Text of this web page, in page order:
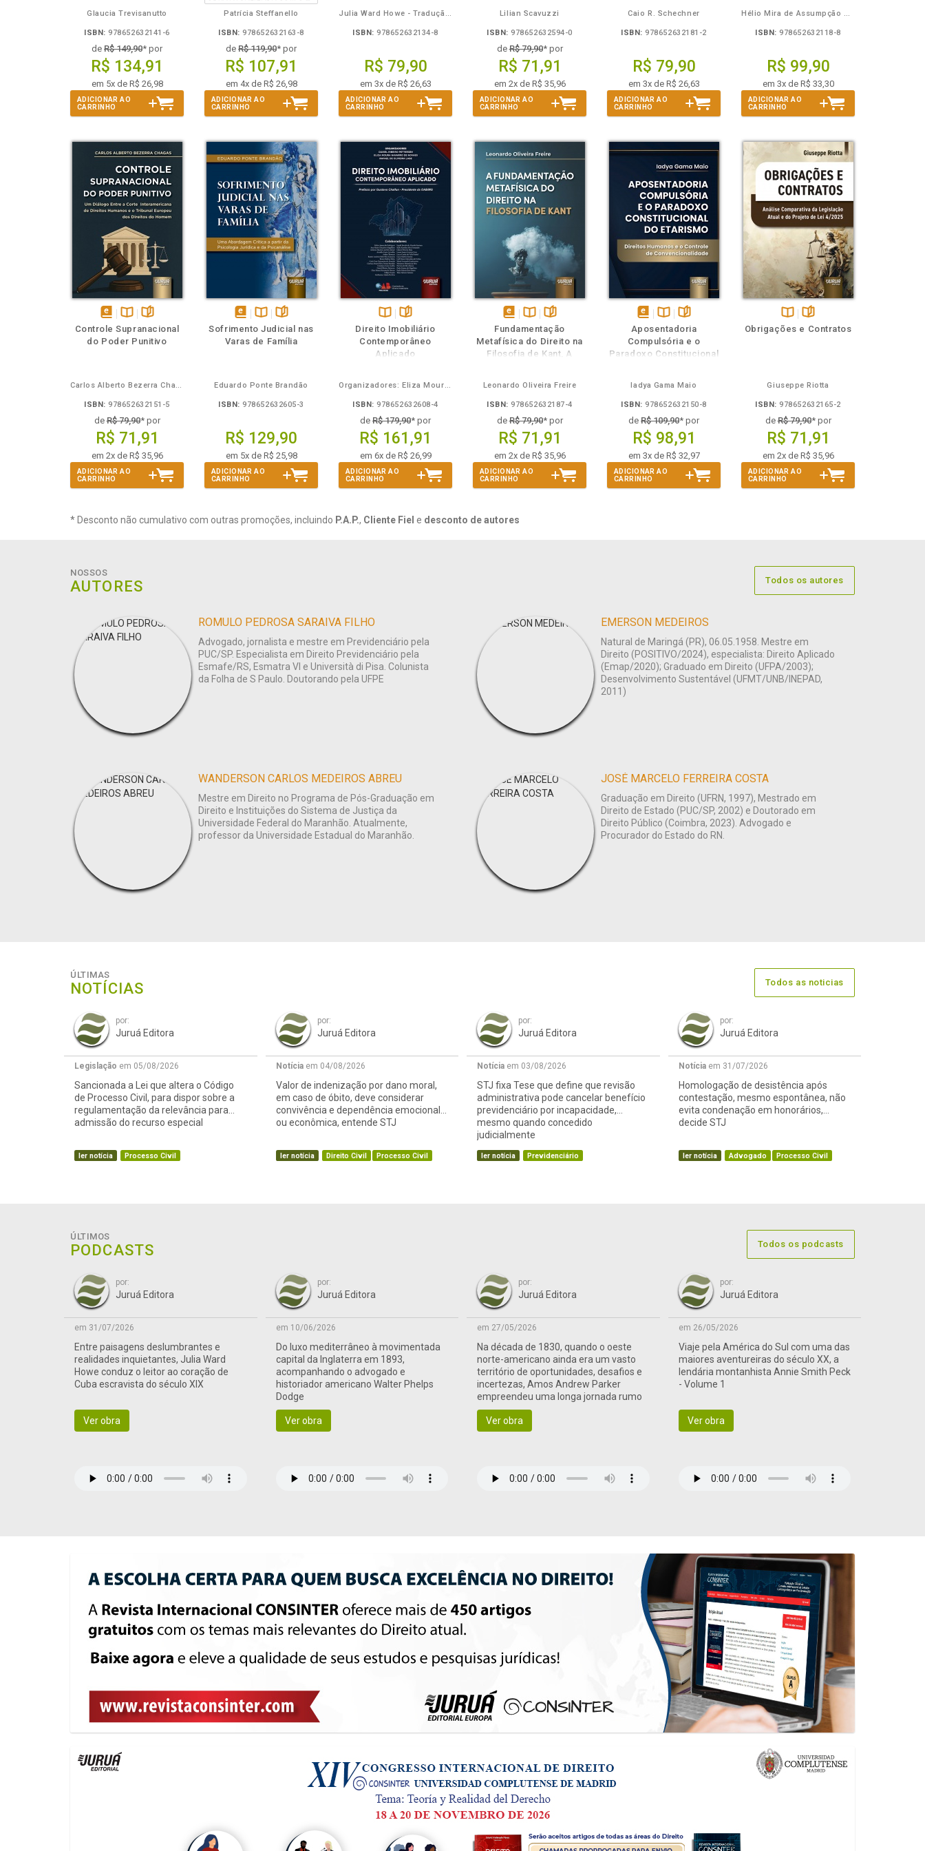
Glaucia Trevisanutto
ISBN: 978652632141-6
de R$ 149,90* por
R$ 134,91
em 5x de R$ 26,98
ADICIONAR AO
CARRINHO
Patrícia Steffanello
ISBN: 978652632163-8
de R$ 119,90* por
R$ 107,91
em 4x de R$ 26,98
ADICIONAR AO
CARRINHO
Julia Ward Howe - Tradução: Osvaldo Ferreira de Carvalho
ISBN: 978652632134-8
R$ 79,90
em 3x de R$ 26,63
ADICIONAR AO
CARRINHO
Lilian Scavuzzi
ISBN: 978652632594-0
deR$ 79,90* por
R$ 71,91
em 2x de R$ 35,96
ADICIONAR AO
CARRINHO
Caio R. Schechner
ISBN: 978652632181-2
R$ 79,90
em 3x de R$ 26,63
ADICIONAR AO
CARRINHO
Hélio Mira de Assumpção Junior
ISBN: 978652632118-8
R$ 99,90
em 3x de R$ 33,30
ADICIONAR AO
CARRINHO
disponível
em
Disponível
na
páginas
Controle Supranacional
do Poder Punitivo
Carlos Alberto Bezerra Chagas
ISBN: 978652632151-5
deR$ 79,90* por
R$ 71,91
em 2x de R$ 35,96
ADICIONAR AO
CARRINHO
disponível
em
Disponível
na
páginas
Sofrimento Judicial nas
Varas de Família
Eduardo Ponte Brandão
ISBN: 978652632605-3
R$ 129,90
em 5x de R$ 25,98
ADICIONAR AO
CARRINHO
Disponível
na
B.V.
páginas
Direito Imobiliário
Contemporâneo
Aplicado
Organizadores: Eliza Moura Navarro de Novaes, Rafael de Oliveira Lage, Daniel Ribeiro Pettersen
ISBN: 978652632608-4
de R$ 179,90* por
R$ 161,91
em 6x de R$ 26,99
ADICIONAR AO
CARRINHO
Também
disponível
em
eBook
Disponível
na
B.V.
páginas
Fundamentação
Metafísica do Direito na
Filosofia de Kant, A
Leonardo Oliveira Freire
ISBN: 978652632187-4
deR$ 79,90* por
R$ 71,91
em 2x de R$ 35,96
ADICIONAR AO
CARRINHO
Também
disponível
em
eBook
Disponível
na
B.V.
páginas
Aposentadoria
Compulsória e o
Paradoxo Constitucional
Iadya Gama Maio
ISBN: 978652632150-8
de R$ 109,90* por
R$ 98,91
em 3x de R$ 32,97
ADICIONAR AO
CARRINHO
Disponível
páginas
Obrigações e Contratos
Giuseppe Riotta
ISBN: 978652632165-2
deR$ 79,90* por
R$ 71,91
em 2x de R$ 35,96
ADICIONAR AO
CARRINHO
* Desconto não cumulativo com outras promoções, incluindo P.A.P., Cliente Fiel e desconto de autores
NOSSOS
AUTORES Todos os autores
ROMULO PEDROSA SARAIVA FILHO
Advogado, jornalista e mestre em Previdenciário pela
PUC/SP. Especialista em Direito Previdenciário pela
Esmafe/RS, Esmatra VI e Università di Pisa. Colunista
da Folha de S Paulo. Doutorando pela UFPE
EMERSON MEDEIROS
Natural de Maringá (PR), 06.05.1958. Mestre em
Direito (POSITIVO/2024), especialista: Direito Aplicado
(Emap/2020); Graduado em Direito (UFPA/2003);
Desenvolvimento Sustentável (UFMT/UNB/INEPAD,
2011)
WANDERSON CARLOS MEDEIROS ABREU
Mestre em Direito no Programa de Pós-Graduação em
Direito e Instituições do Sistema de Justiça da
Universidade Federal do Maranhão. Atualmente,
professor da Universidade Estadual do Maranhão.
JOSÉ MARCELO FERREIRA COSTA
Graduação em Direito (UFRN, 1997), Mestrado em
Direito de Estado (PUC/SP, 2002) e Doutorado em
Direito Público (Coimbra, 2023). Advogado e
Procurador do Estado do RN.
ÚLTIMAS
NOTÍCIAS Todos as noticias
por:
Juruá Editora
Legislação em 05/08/2026
Sancionada a Lei que altera o Código
de Processo Civil, para dispor sobre a
regulamentação da relevância para
admissão do recurso especial
ler notícia Processo Civil
por:
Juruá Editora
Notíciaem 04/08/2026
Valor de indenização por dano moral,
em caso de óbito, deve considerar
convivência e dependência emocional
ou econômica, entende STJ
ler notícia Direito Civil Processo Civil
por:
Juruá Editora
Notícia em 03/08/2026
STJ fixa Tese que define que revisão
administrativa pode cancelar benefício
previdenciário por incapacidade,
mesmo quando concedido
judicialmente
ler notícia Previdenciário
por:
Juruá Editora
Notíciaem 31/07/2026
Homologação de desistência após
contestação, mesmo espontânea, não
evita condenação em honorários,
decide STJ
ler notícia Advogado Processo Civil
ÚLTIMOS
PODCASTS Todos os podcasts
por:
Juruá Editora
em 31/07/2026
Entre paisagens deslumbrantes e
realidades inquietantes, Julia Ward
Howe conduz o leitor ao coração de
Cuba escravista do século XIX
Ver obra
por:
Juruá Editora
em 10/06/2026
Do luxo mediterrâneo à movimentada
capital da Inglaterra em 1893,
acompanhando o advogado e
historiador americano Walter Phelps
Dodge
Ver obra
por:
Juruá Editora
em 27/05/2026
Na década de 1830, quando o oeste
norte-americano ainda era um vasto
território de oportunidades, desafios e
incertezas, Amos Andrew Parker
empreendeu uma longa jornada rumo
às terras de fronteira
Ver obra
por:
Juruá Editora
em 26/05/2026
Viaje pela América do Sul com uma das
maiores aventureiras do século XX, a
lendária montanhista Annie Smith Peck
- Volume 1
Ver obra